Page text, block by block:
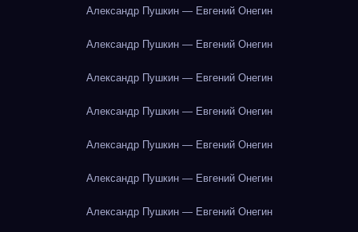
Александр Пушкин — Евгений Онегин
Александр Пушкин — Евгений Онегин
Александр Пушкин — Евгений Онегин
Александр Пушкин — Евгений Онегин
Александр Пушкин — Евгений Онегин
Александр Пушкин — Евгений Онегин
Александр Пушкин — Евгений Онегин